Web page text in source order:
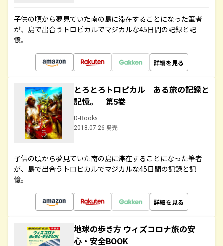
子供の頃から夢見ていた南の島に滞在することになった筆者
が、島で出合うトロピカルでマジカルな45日間の記録と記
憶。
詳細を見る
とろとろトロピカル ある旅の記録と
記憶。 第5巻
D-Books
2018.07.26 発売
子供の頃から夢見ていた南の島に滞在することになった筆者
が、島で出合うトロピカルでマジカルな45日間の記録と記
憶。
詳細を見る
地球の歩き方 ウィズコロナ旅の安
心・安全BOOK